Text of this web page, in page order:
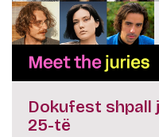
Dokufest shpall
25-të